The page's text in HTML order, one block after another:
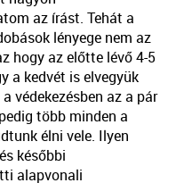
az írást. Tehát a
lényege nem az
hogy az előtte lévő 4-5
a kedvét is elvegyük
védekezésben az a pár
több minden a
élni vele. Ilyen
későbbi
alapvonali